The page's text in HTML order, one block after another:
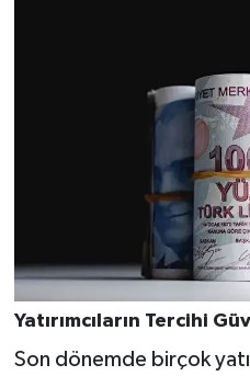
Yatırımcıların Tercihi
Son dönemde birçok